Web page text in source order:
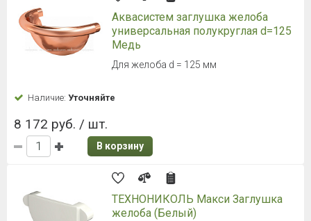
Аквасистем заглушка желоба
универсальная полукруглая d=125
Медь
Для желоба d = 125 мм
Наличие: Уточняйте
8 172 руб. / шт.
В корзину
ТЕХНОНИКОЛЬ Макси Заглушка
желоба (Белый)